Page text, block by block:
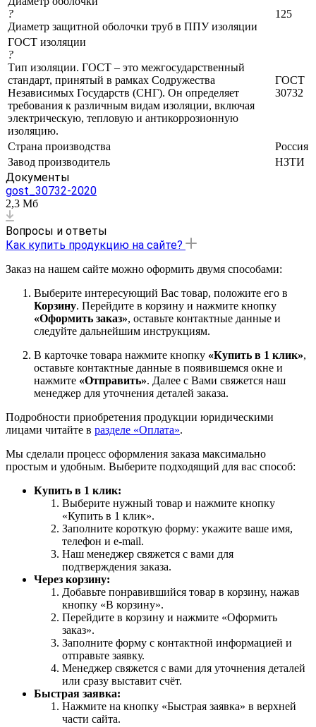
?
Диаметр защитной оболочки труб в ППУ изоляции
125
ГОСТ изоляции
?
Тип изоляции. ГОСТ – это межгосударственный
стандарт, принятый в рамках Содружества
Независимых Государств (СНГ). Он определяет
требования к различным видам изоляции, включая
электрическую, тепловую и антикоррозионную
изоляцию.
ГОСТ
30732
Страна производства
Россия
Завод производитель
НЗТИ
Документы
gost_30732-2020
2,3 Мб
Вопросы и ответы
Как купить продукцию на сайте?
Заказ на нашем сайте можно оформить двумя способами:
Выберите интересующий Вас товар, положите его в
Корзину. Перейдите в корзину и нажмите кнопку
«Оформить заказ», оставьте контактные данные и
следуйте дальнейшим инструкциям.
В карточке товара нажмите кнопку «Купить в 1 клик»,
оставьте контактные данные в появившемся окне и
нажмите «Отправить». Далее с Вами свяжется наш
менеджер для уточнения деталей заказа.
Подробности приобретения продукции юридическими
лицами читайте в разделе «Оплата».
Мы сделали процесс оформления заказа максимально
простым и удобным. Выберите подходящий для вас способ:
Купить в 1 клик:
Выберите нужный товар и нажмите кнопку
«Купить в 1 клик».
Заполните короткую форму: укажите ваше имя,
телефон и e-mail.
Наш менеджер свяжется с вами для
подтверждения заказа.
Через корзину:
Добавьте понравившийся товар в корзину, нажав
кнопку «В корзину».
Перейдите в корзину и нажмите «Оформить
заказ».
Заполните форму с контактной информацией и
отправьте заявку.
Менеджер свяжется с вами для уточнения деталей
или сразу выставит счёт.
Быстрая заявка:
Нажмите на кнопку «Быстрая заявка» в верхней
части сайта.